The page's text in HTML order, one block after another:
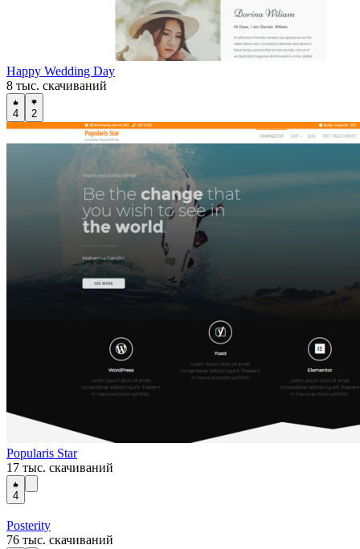
Happy Wedding Day
8 тыс. скачиваний
4 2
Popularis Star
17 тыс. скачиваний
4
Posterity
76 тыс. скачиваний